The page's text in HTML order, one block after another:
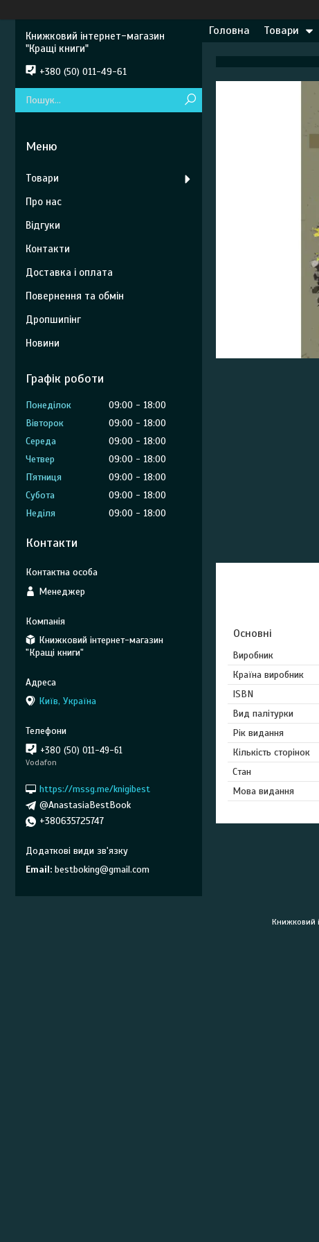
Головна Товари
Основні
Виробник
Країна виробник
ISBN
Вид палітурки
Рік видання
Кількість сторінок
Стан
Мова видання
Книжковий інтернет-магазин
"Кращі книги"
+380 (50) 011-49-61
Товари
Про нас
Відгуки
Контакти
Доставка і оплата
Повернення та обмін
Дропшипінг
Новини
Графік роботи
Понеділок 09:00
18:00
Вівторок
09:00
18:00
Середа
09:00
18:00
Четвер
09:00
18:00
Пʼятниця
09:00
18:00
Субота
09:00
18:00
Неділя
09:00 18:00
Контакти
Менеджер
Книжковий інтернет-магазин
"Кращі книги"
Київ, Україна
+380 (50) 011-49-61
Vodafon
https://mssg.me/knigibest
@AnastasiaBestBook
+380635725747
Email bestboking@gmail.com